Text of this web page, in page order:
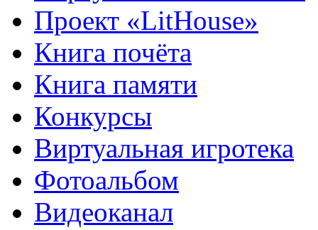
Проект «LitHouse»
Книга почёта
Книга памяти
Конкурсы
Виртуальная игротека
Фотоальбом
Видеоканал